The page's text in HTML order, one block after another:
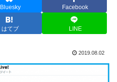
Bluesky Facebook
はてブ LINE
2019.08.02